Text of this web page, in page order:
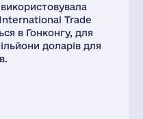
Trade
в Гонконгу, для
доларів для